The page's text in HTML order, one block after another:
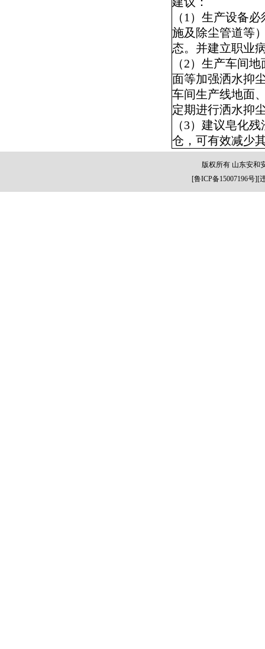
（1 ）生产设备
施及除尘管道等
态。并建立职业
（2）生产车间
面等加强洒水抑
车间生产线地面
定期进行洒水抑
（3）建议皂化
仓，可有效减少
版权所有 山东安和
[鲁ICP备15007196号][